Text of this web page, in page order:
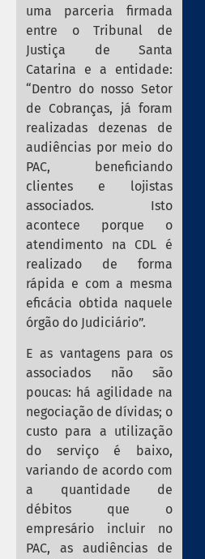
uma parceria firmada
entre o Tribunal de
Justiça de Santa
Catarina e a entidade:
“Dentro do nosso Setor
de Cobranças, já foram
realizadas dezenas de
audiências por meio do
PAC, beneficiando
clientes e lojistas
associados. Isto
acontece porque o
atendimento na CDL é
realizado de forma
rápida e com a mesma
eficácia obtida naquele
órgão do Judiciário”.
E as vantagens para os
associados não são
poucas: há agilidade na
negociação de dívidas; o
custo para a utilização
do serviço é baixo,
variando de acordo com
a quantidade de
débitos que o
empresário incluir no
PAC, as audiências de